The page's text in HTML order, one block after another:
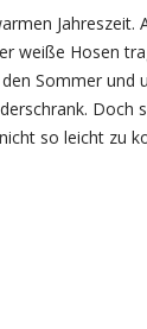
Jahreszeit.
weiße Hosen
Sommer und
Doch
so leicht zu